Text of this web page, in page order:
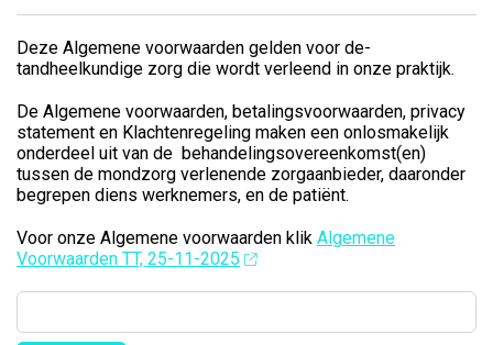
Deze Algemene voorwaarden gelden voor de­
tandheelkundige zorg die wordt verleend in onze praktijk.
De Algemene voorwaarden, betalingsvoorwaarden, privacy
statement en Klachtenregeling maken een onlosmakelijk
onderdeel uit van de behandelingsovereenkomst(en)
tussen de mondzorg verlenende zorgaanbieder, daaronder
begrepen diens werknemers, en de patiënt.
Voor onze Algemene voorwaarden klik Algemene
Voorwaarden TT, 25-11-2025